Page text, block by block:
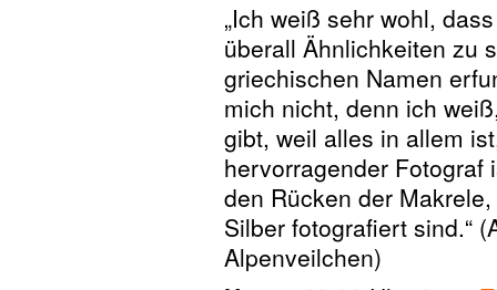
„Ich weiß sehr wohl,
überall Ähnlichkeiten zu
griechischen Namen
mich nicht, denn ich
gibt, weil alles in allem
hervorragender
den Rücken der
Silber fotografiert sind.“
Alpenveilchen)